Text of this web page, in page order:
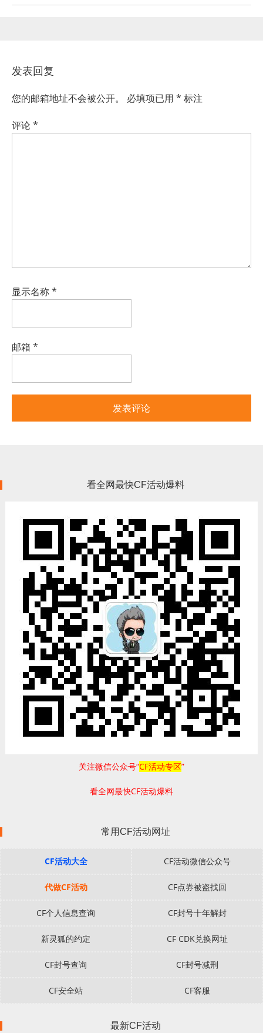
发表回复
您的邮箱地址不会被公开。 必填项已用 * 标注
评论*
显示名称*
邮箱 *
看全网最快CF活动爆料
关注微信公众号“CF活动专区”
看全网最快CF活动爆料
常用CF活动网址
CF活动大全 CF活动微信公众号
代做CF活动 CF点券被盗找回
CF个人信息查询 CF封号十年解封
新灵狐的约定 CF CDK兑换网址
CF封号查询 CF封号减刑
CF安全站 CF客服
最新CF活动